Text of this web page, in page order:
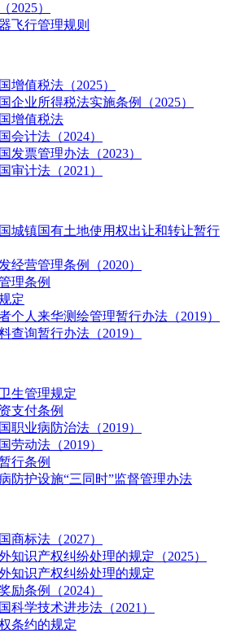
2025）
飞行管理规则
增值税法（2025）
企业所得税法实施条例（2025）
增值税法
会计法（2024）
发票管理办法（2023）
审计法（2021）
城镇国有土地使用权出让和转让暂行
经营管理条例（2020）
理条例
定
个人来华测绘管理暂行办法（2019）
查询暂行办法（2019）
生管理规定
支付条例
职业病防治法（2019）
劳动法（2019）
行条例
防护设施“三同时”监督管理办法
商标法（2027）
知识产权纠纷处理的规定（2025）
知识产权纠纷处理的规定
励条例（2024）
科学技术进步法（2021）
条约的规定